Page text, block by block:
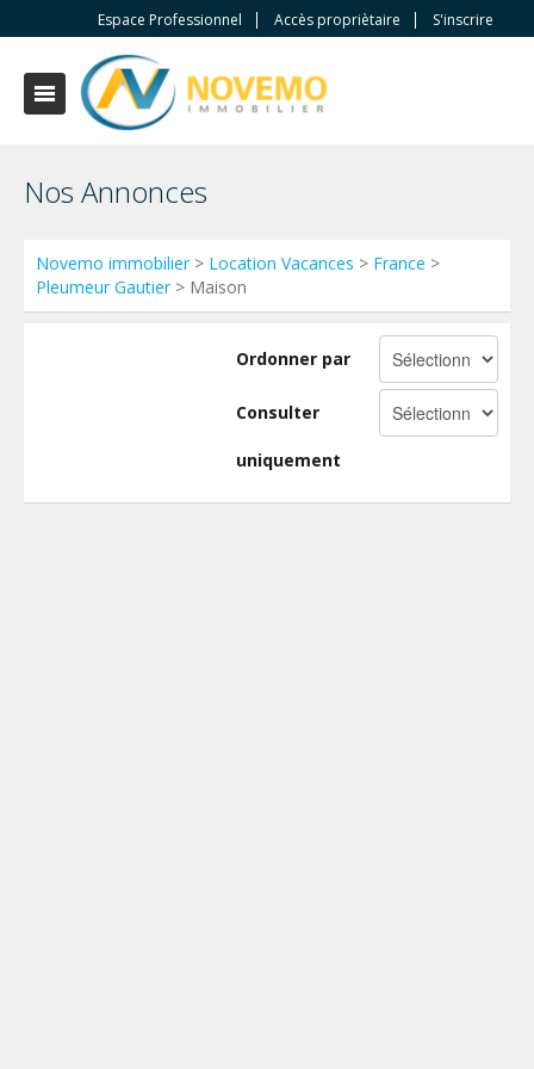
Espace Professionnel Accès propriètaire S'inscrire
Nos Annonces
Novemo immobilier> Location Vacances > France >
Pleumeur Gautier> Maison
Ordonner par
Consulter
uniquement